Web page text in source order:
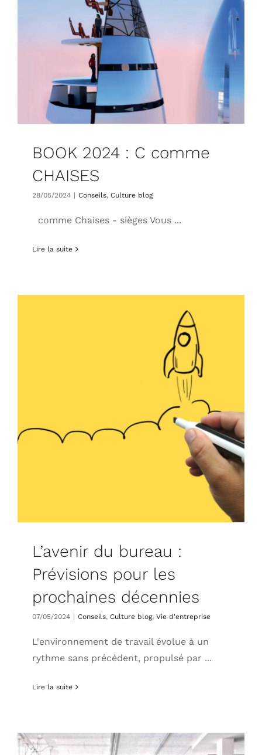
BOOK 2024 : C comme
CHAISES
28/05/2024 | Conseils, Culture blog
comme Chaises - sièges Vous ...
Lire la suite
L’avenir du bureau :
Prévisions pour les
prochaines décennies
07/05/2024 | Conseils, Culture blog, Vie d'entreprise
L'environnement de travail évolue à un
rythme sans précédent, propulsé par ...
Lire la suite